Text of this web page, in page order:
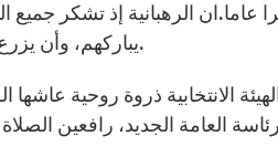
الرهبانية إذ تشكر جميع
يباركهم، وأن يزرع في بيوتهم وعيالهم أمانه وسلامه، وأن يحمي الوطن وجميع أبنائه.
الانتخابية ذروة روحية عاشها